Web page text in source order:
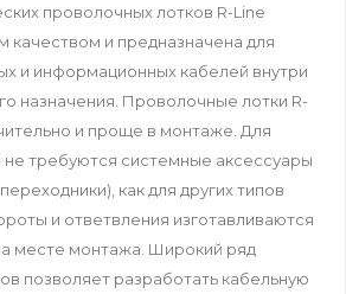
проволочных лотков R-Line
качеством и предназначена для
и информационных кабелей внутри
назначения. Проволочные лотки R-
и проще в монтаже. Для
требуются системные аксессуары
как для других типов
и ответвления изготавливаются
месте монтажа. Широкий ряд
позволяет разработать кабельную